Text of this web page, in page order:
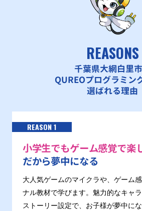
REASONS
千葉県大網白里
QUREOプログラミン
選ばれる理由
REASON 1
小学生でもゲーム感覚で楽
だから夢中になる
大人気ゲームのマイクラや、ゲーム
ナル教材で学びます。魅力的なキャ
ストーリー設定で、お子様が夢中に